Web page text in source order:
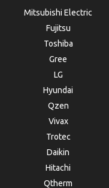
Mitsubishi Electric
Fujitsu
Toshiba
Gree
LG
Hyundai
Qzen
Vivax
Trotec
Daikin
Hitachi
Qtherm